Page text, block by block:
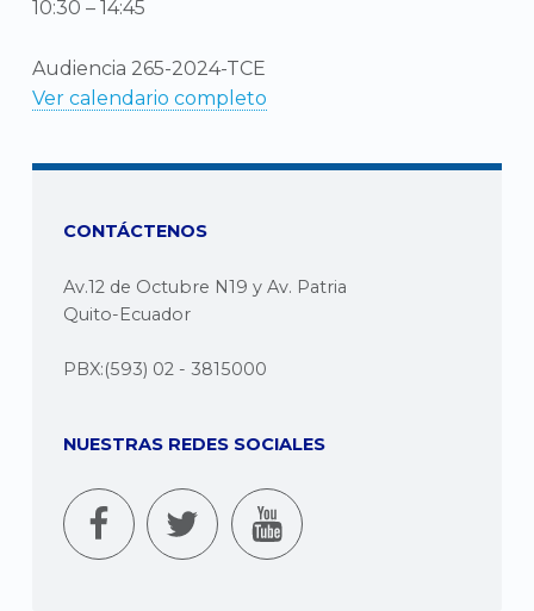
10:30 – 14:45
Audiencia 265-2024-TCE
Ver calendario completo
CONTÁCTENOS
Av.12 de Octubre N19 y Av. Patria
Quito-Ecuador
PBX:(593) 02 - 3815000
NUESTRAS REDES SOCIALES